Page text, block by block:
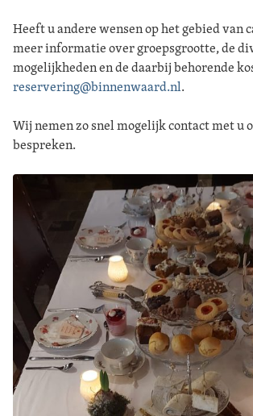
Heeft u andere wensen op het gebied van
meer informatie over groepsgrootte, de
mogelijkheden en de daarbij behorende
reservering@binnenwaard.nl.
Wij nemen zo snel mogelijk contact met u
bespreken.